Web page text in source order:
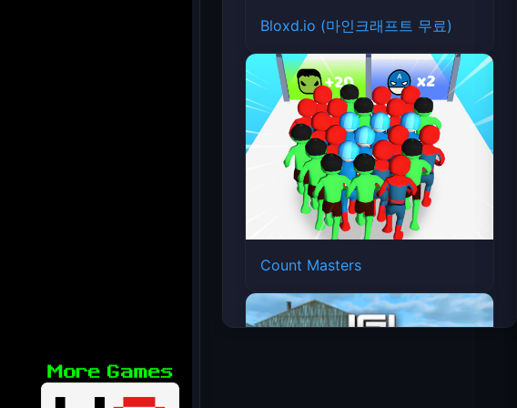
Bloxd.io (마인크래프트 무료)
Count Masters